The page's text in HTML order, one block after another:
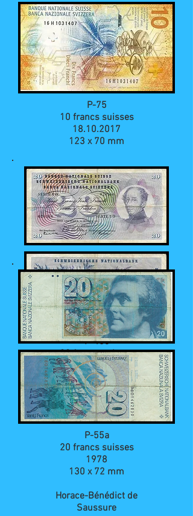
P-75
10 francs suisses
18.10.2017
123 x 70 mm
P-46c
20 francs suisses
20.10.1955
155 x 85 mm
Général Guillaume
Henri
P-55a
20 francs suisses
1978
130 x 72 mm
Horace-Bénédict de
Saussure